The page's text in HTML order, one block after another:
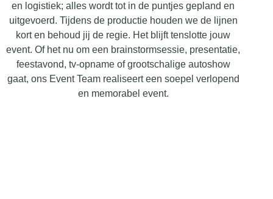
en logistiek; alles wordt tot in de puntjes gepland en
uitgevoerd. Tijdens de productie houden we de lijnen
kort en behoud jij de regie. Het blijft tenslotte jouw
event. Of het nu om een brainstormsessie, presentatie,
feestavond, tv-opname of grootschalige autoshow
gaat, ons Event Team realiseert een soepel verlopend
en memorabel event.